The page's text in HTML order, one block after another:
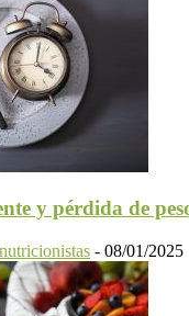
y pérdida de
- 08/01/2025